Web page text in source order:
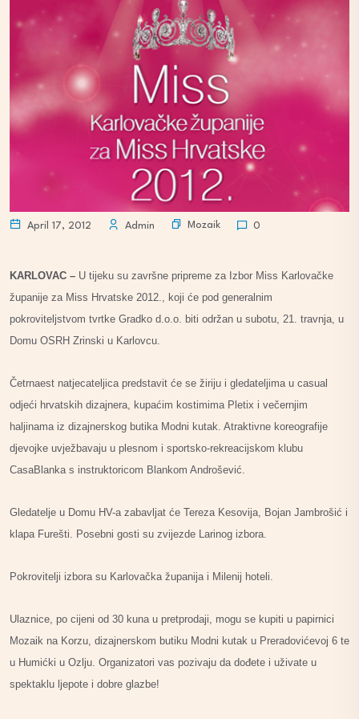
April 17, 2012 Admin Mozaik 0
KARLOVAC – U tijeku su završne pripreme za Izbor Miss Karlovačke
županije za Miss Hrvatske 2012., koji će pod generalnim
pokroviteljstvom tvrtke Gradko d.o.o. biti održan u subotu, 21. travnja, u
Domu OSRH Zrinski u Karlovcu.
Četrnaest natjecateljica predstavit će se žiriju i gledateljima u casual
odjeći hrvatskih dizajnera, kupaćim kostimima Pletix i večernjim
haljinama iz dizajnerskog butika Modni kutak. Atraktivne koreografije
djevojke uvježbavaju u plesnom i sportsko-rekreacijskom klubu
CasaBlanka s instruktoricom Blankom Androšević.
Gledatelje u Domu HV-a zabavljat će Tereza Kesovija, Bojan Jambrošić i
klapa Furešti. Posebni gosti su zvijezde Larinog izbora.
Pokrovitelji izbora su Karlovačka županija i Milenij hoteli.
Ulaznice, po cijeni od 30 kuna u pretprodaji, mogu se kupiti u papirnici
Mozaik na Korzu, dizajnerskom butiku Modni kutak u Preradovićevoj 6 te
u Humićki u Ozlju. Organizatori vas pozivaju da dođete i uživate u
spektaklu ljepote i dobre glazbe!